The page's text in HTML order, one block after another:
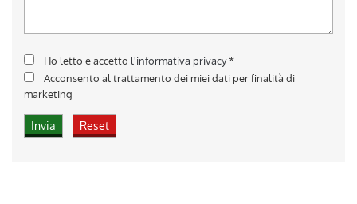
Ho letto e accetto l'informativa privacy*
Acconsento al trattamento dei miei dati per finalità di
marketing